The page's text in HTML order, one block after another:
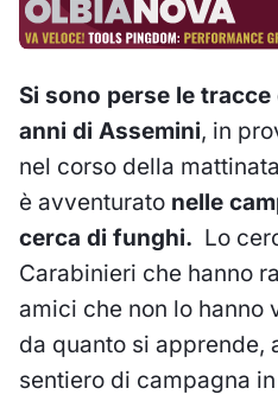
Si sono perse le
anni di Assemini, in
nel corso della
è avventurato nelle
cerca di funghi. Lo
Carabinieri che hanno
amici che non lo hanno
da quanto si apprende,
sentiero di campagna